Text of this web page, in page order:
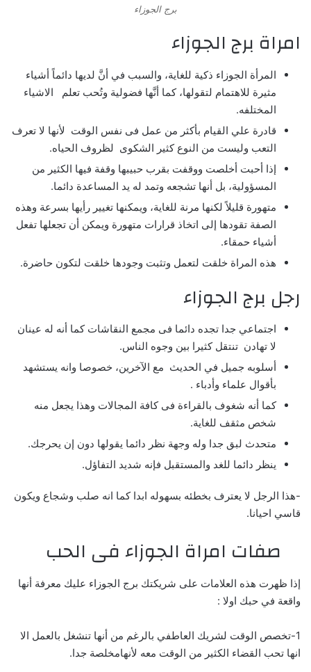
برج الجوزاء
امراة برج الجوزاء
المرأة الجوزاء ذكية للغاية، والسبب في أنَّ لديها دائماً أشياء
مثيرة للاهتمام لتقولها، كما أنَّها فضولية وتُحب تعلم الاشياء
المختلفه.
قادرة علي القيام بأكثر من عمل فى نفس الوقت لأنها لا تعرف
التعب وليست من النوع كثير الشكوى لظروف الحياه.
إذا أحبت أخلصت ووقفت بقرب حبيبها وقفة فيها الكثير من
المسؤولية، بل أنها تشجعه وتمد له يد المساعدة دائما.
متهورة قليلاً لكنها مرنة للغاية، ويمكنها تغيير رأيها بسرعة وهذه
الصفة تقودها إلى اتخاذ قرارات متهورة ويمكن أن تجعلها تفعل
أشياء حمقاء.
هذه المراة خلقت لتعمل وتثبت وجودها خلقت لتكون حاضرة.
رجل برج الجوزاء
اجتماعي جدا تجده دائما فى مجمع النقاشات كما أنه له عينان
لا تهادن تنتقل كثيرا بين وجوه الناس.
أسلوبه جميل في الحديث مع الآخرين، خصوصا وانه يستشهد
بأقوال علماء وأدباء .
كما أنه شغوف بالقراءة فى كافة المجالات وهذا يجعل منه
شخص مثقف للغاية.
متحدث لبق جدا وله وجهة نظر دائما يقولها دون إن يحرجك.
ينظر دائما للغد والمستقبل فإنه شديد التفاؤل.
-هذا الرجل لا يعترف بخطئه بسهوله ابدا كما انه صلب وشجاع ويكون
قاسي احيانا.
صفات امراة الجوزاء فى الحب
إذا ظهرت هذه العلامات على شريكتك برج الجوزاء عليك معرفة أنها
واقعة في حبك اولا :
1-تخصص الوقت لشريك العاطفي بالرغم من أنها تنشغل بالعمل الا
انها تحب القضاء الكثير من الوقت معه لأنهامخلصة جدا.